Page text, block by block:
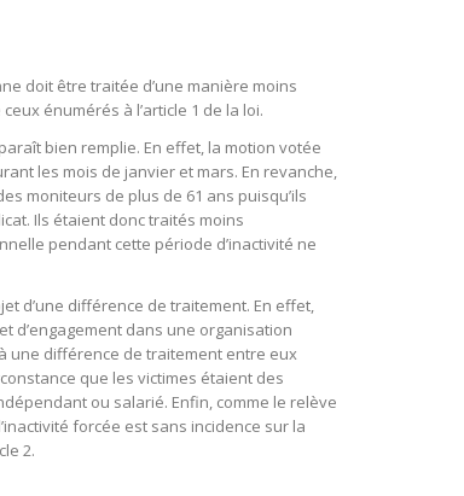
doit être traitée d’une manière moins
énumérés à l’article 1 de la loi.
bien remplie. En effet, la motion votée
les mois de janvier et mars. En revanche,
moniteurs de plus de 61 ans puisqu’ils
Ils étaient donc traités moins
pendant cette période d’inactivité ne
d’une différence de traitement. En effet,
d’engagement dans une organisation
une différence de traitement entre eux
que les victimes étaient des
ou salarié. Enfin, comme le relève
forcée est sans incidence sur la
2.